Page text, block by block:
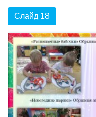
Слайд 18